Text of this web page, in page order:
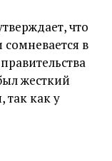
что
сомневается в
жесткий
так как у